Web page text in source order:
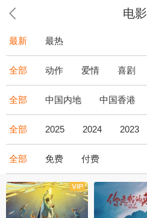
电影
最新 最热
全部 动作 爱情 喜剧
全部 中国内地 中国香港
全部 2025 2024 2023
全部 免费 付费